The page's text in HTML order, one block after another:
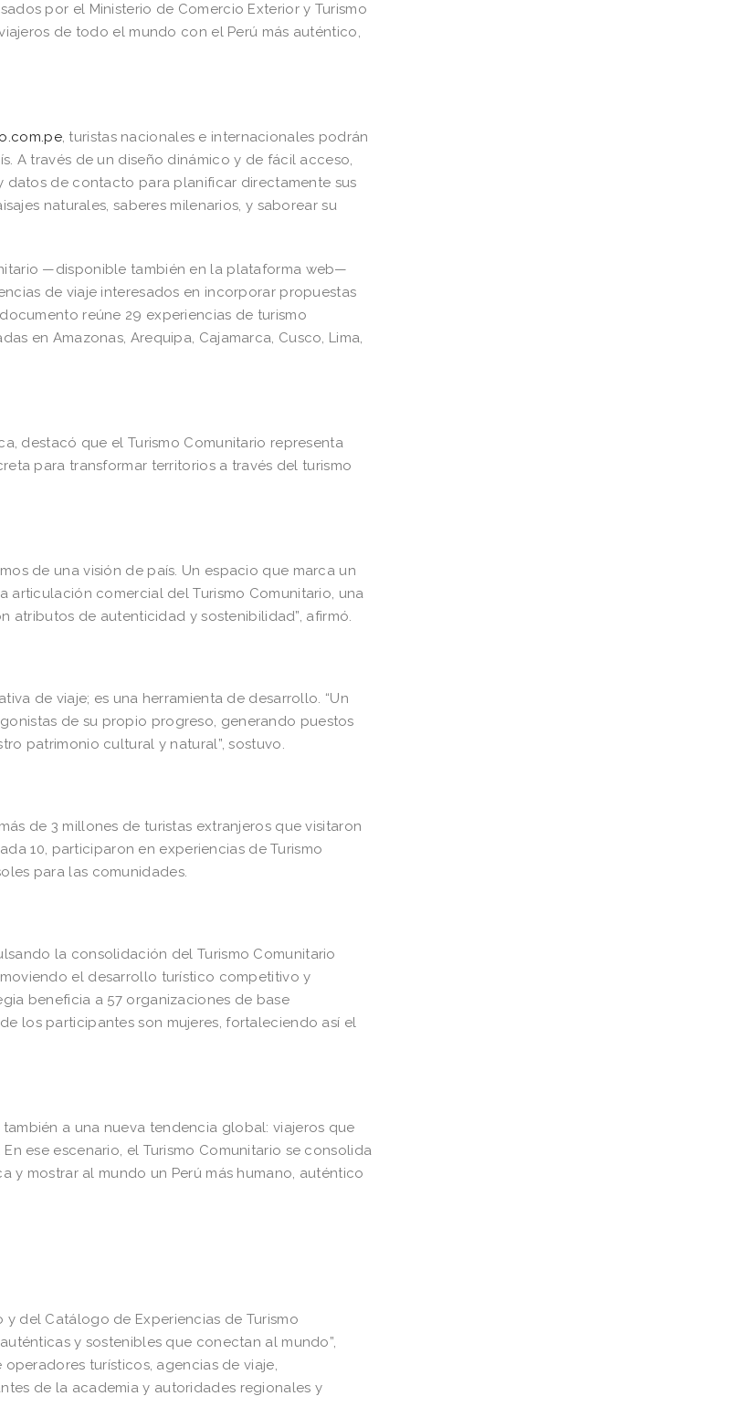
por el Ministerio de Comercio Exterior y Turismo
de todo el mundo con el Perú más auténtico,
, turistas nacionales e internacionales podrán
A través de un diseño dinámico y de fácil acceso,
de contacto para planificar directamente sus
naturales, saberes milenarios, y saborear su
—disponible también en la plataforma web—
de viaje interesados en incorporar propuestas
reúne 29 experiencias de turismo
en Amazonas, Arequipa, Cajamarca, Cusco, Lima,
destacó que el Turismo Comunitario representa
para transformar territorios a través del turismo
de una visión de país. Un espacio que marca un
comercial del Turismo Comunitario, una
atributos de autenticidad y sostenibilidad”, afirmó.
de viaje; es una herramienta de desarrollo. “Un
de su propio progreso, generando puestos
patrimonio cultural y natural”, sostuvo.
de 3 millones de turistas extranjeros que visitaron
10, participaron en experiencias de Turismo
para las comunidades.
la consolidación del Turismo Comunitario
el desarrollo turístico competitivo y
beneficia a 57 organizaciones de base
los participantes son mujeres, fortaleciendo así el
a una nueva tendencia global: viajeros que
ese escenario, el Turismo Comunitario se consolida
mostrar al mundo un Perú más humano, auténtico
del Catálogo de Experiencias de Turismo
y sostenibles que conectan al mundo”,
turísticos, agencias de viaje,
de la academia y autoridades regionales y